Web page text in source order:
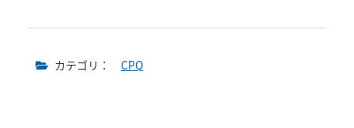
カテゴリ： CPQ